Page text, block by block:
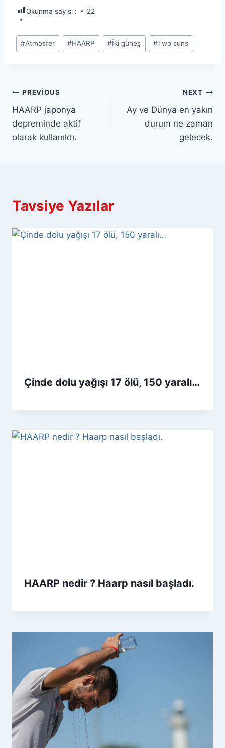
Okunma sayısı : 22
Post
Tags:
#Atmosfer #HAARP #İki güneş #Two suns
Yazı
gezinmesi
PREVIOUS
HAARP japonya
depreminde aktif
olarak kullanıldı.
NEXT
Ay ve Dünya en yakın
durum ne zaman
gelecek.
Tavsiye Yazılar
Çinde dolu yağışı 17 ölü, 150 yaralı…
HAARP nedir ? Haarp nasıl başladı.